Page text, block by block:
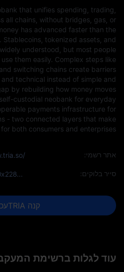
that unifies spending, trading,
all chains, without bridges, gas, or
has advanced faster than the
tokenized assets, and
understood, but most people
them easily. Complex steps like
switching chains create barriers
technical instead of simple and
by rebuilding how money moves
custodial neobank for everyday
payments infrastructure for
- two connected layers that make
both consumers and enterprises.
אתר רשמי:
סייר בלוקים: https://etherscan.io/token/0x228bEC415adE4b61D7CaF0adf8C91EAc587BA369
קנה TRIAעכשיו!
עוד לגלות ברשימת